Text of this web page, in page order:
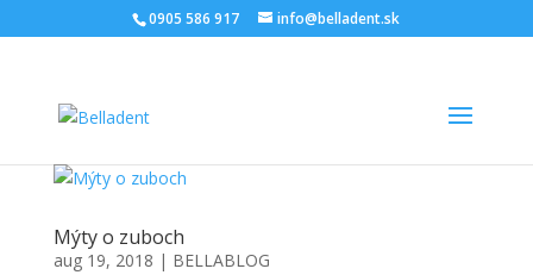
0905 586 917 info@belladent.sk
Mýty o zuboch
aug 19, 2018 | BELLABLOG